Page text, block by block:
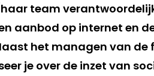
team
aanbod op internet en
het managen van de
je over de inzet van